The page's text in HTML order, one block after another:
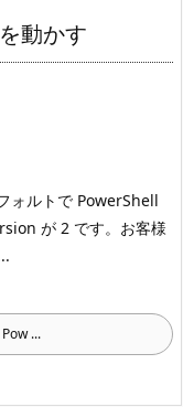
動かす
ォルトで PowerShell
が 2 です。 お客様
...